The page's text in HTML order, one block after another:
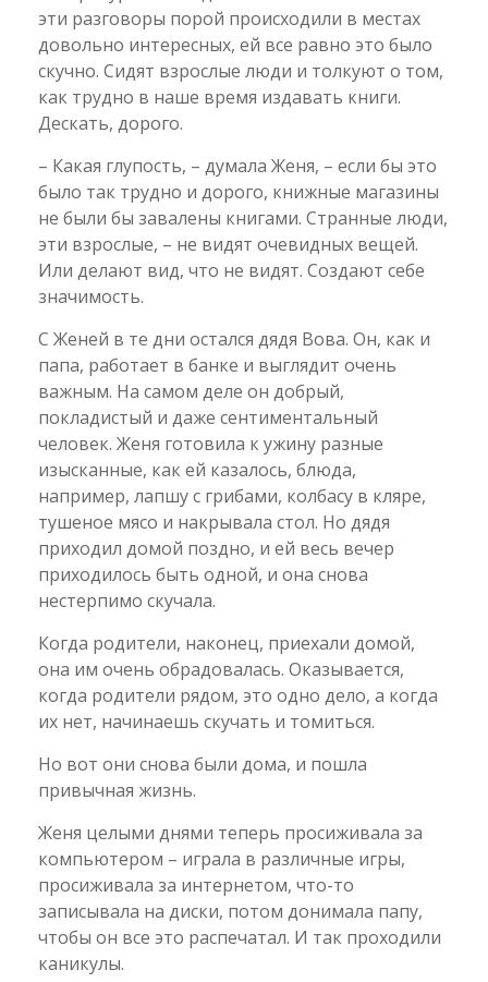
эти разговоры порой происходили в местах
довольно интересных, ей все равно это было
скучно. Сидят взрослые люди и толкуют о том,
как трудно в наше время издавать книги.
Дескать, дорого.
– Какая глупость, – думала Женя, – если бы это
было так трудно и дорого, книжные магазины
не были бы завалены книгами. Странные люди,
эти взрослые, – не видят очевидных вещей.
Или делают вид, что не видят. Создают себе
значимость.
С Женей в те дни остался дядя Вова. Он, как и
папа, работает в банке и выглядит очень
важным. На самом деле он добрый,
покладистый и даже сентиментальный
человек. Женя готовила к ужину разные
изысканные, как ей казалось, блюда,
например, лапшу с грибами, колбасу в кляре,
тушеное мясо и накрывала стол. Но дядя
приходил домой поздно, и ей весь вечер
приходилось быть одной, и она снова
нестерпимо скучала.
Когда родители, наконец, приехали домой,
она им очень обрадовалась. Оказывается,
когда родители рядом, это одно дело, а когда
их нет, начинаешь скучать и томиться.
Но вот они снова были дома, и пошла
привычная жизнь.
Женя целыми днями теперь просиживала за
компьютером – играла в различные игры,
просиживала за интернетом, что-то
записывала на диски, потом донимала папу,
чтобы он все это распечатал. И так проходили
каникулы.